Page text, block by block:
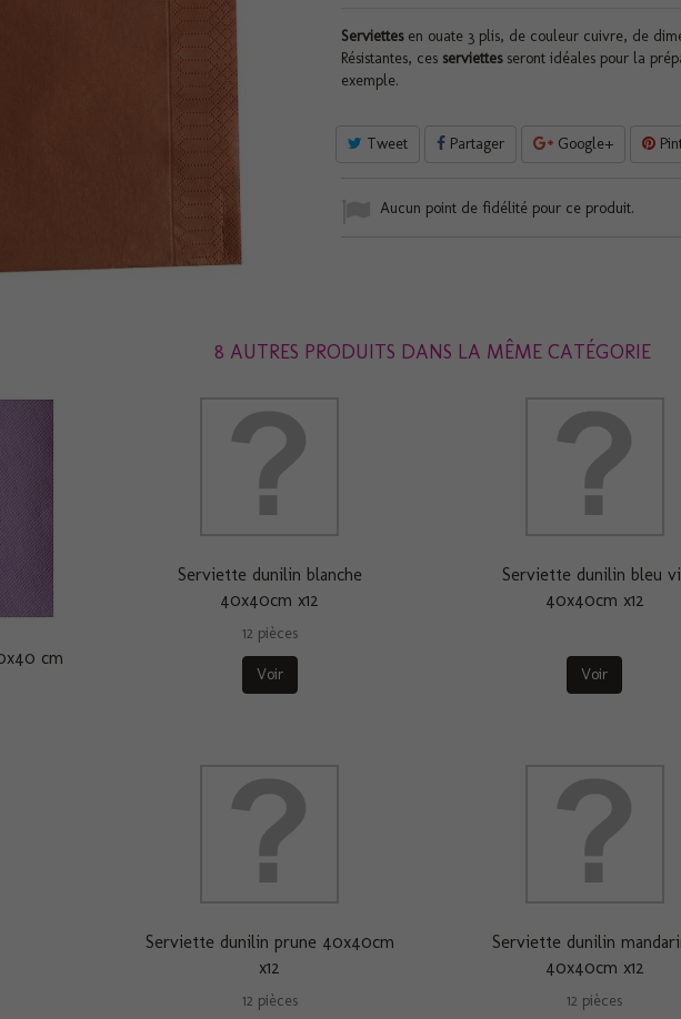
Serviettesen ouate 3 plis, de couleur cuivre, de
Résistantes, ces serviettesseront idéales pour la
exemple.
Tweet Partager Google+
Aucun point de fidélité pour ce produit.
8 AUTRES PRODUITS DANS LA MÊME CATÉGORIE
cm
Serviette dunilin blanche
40x40cm x12
12 pièces
Voir
Serviette dunilin bleu
40x40cm x12
Voir
Serviette dunilin prune 40x40cm
x12
12 pièces
Serviette dunilin
40x40cm x12
12 pièces